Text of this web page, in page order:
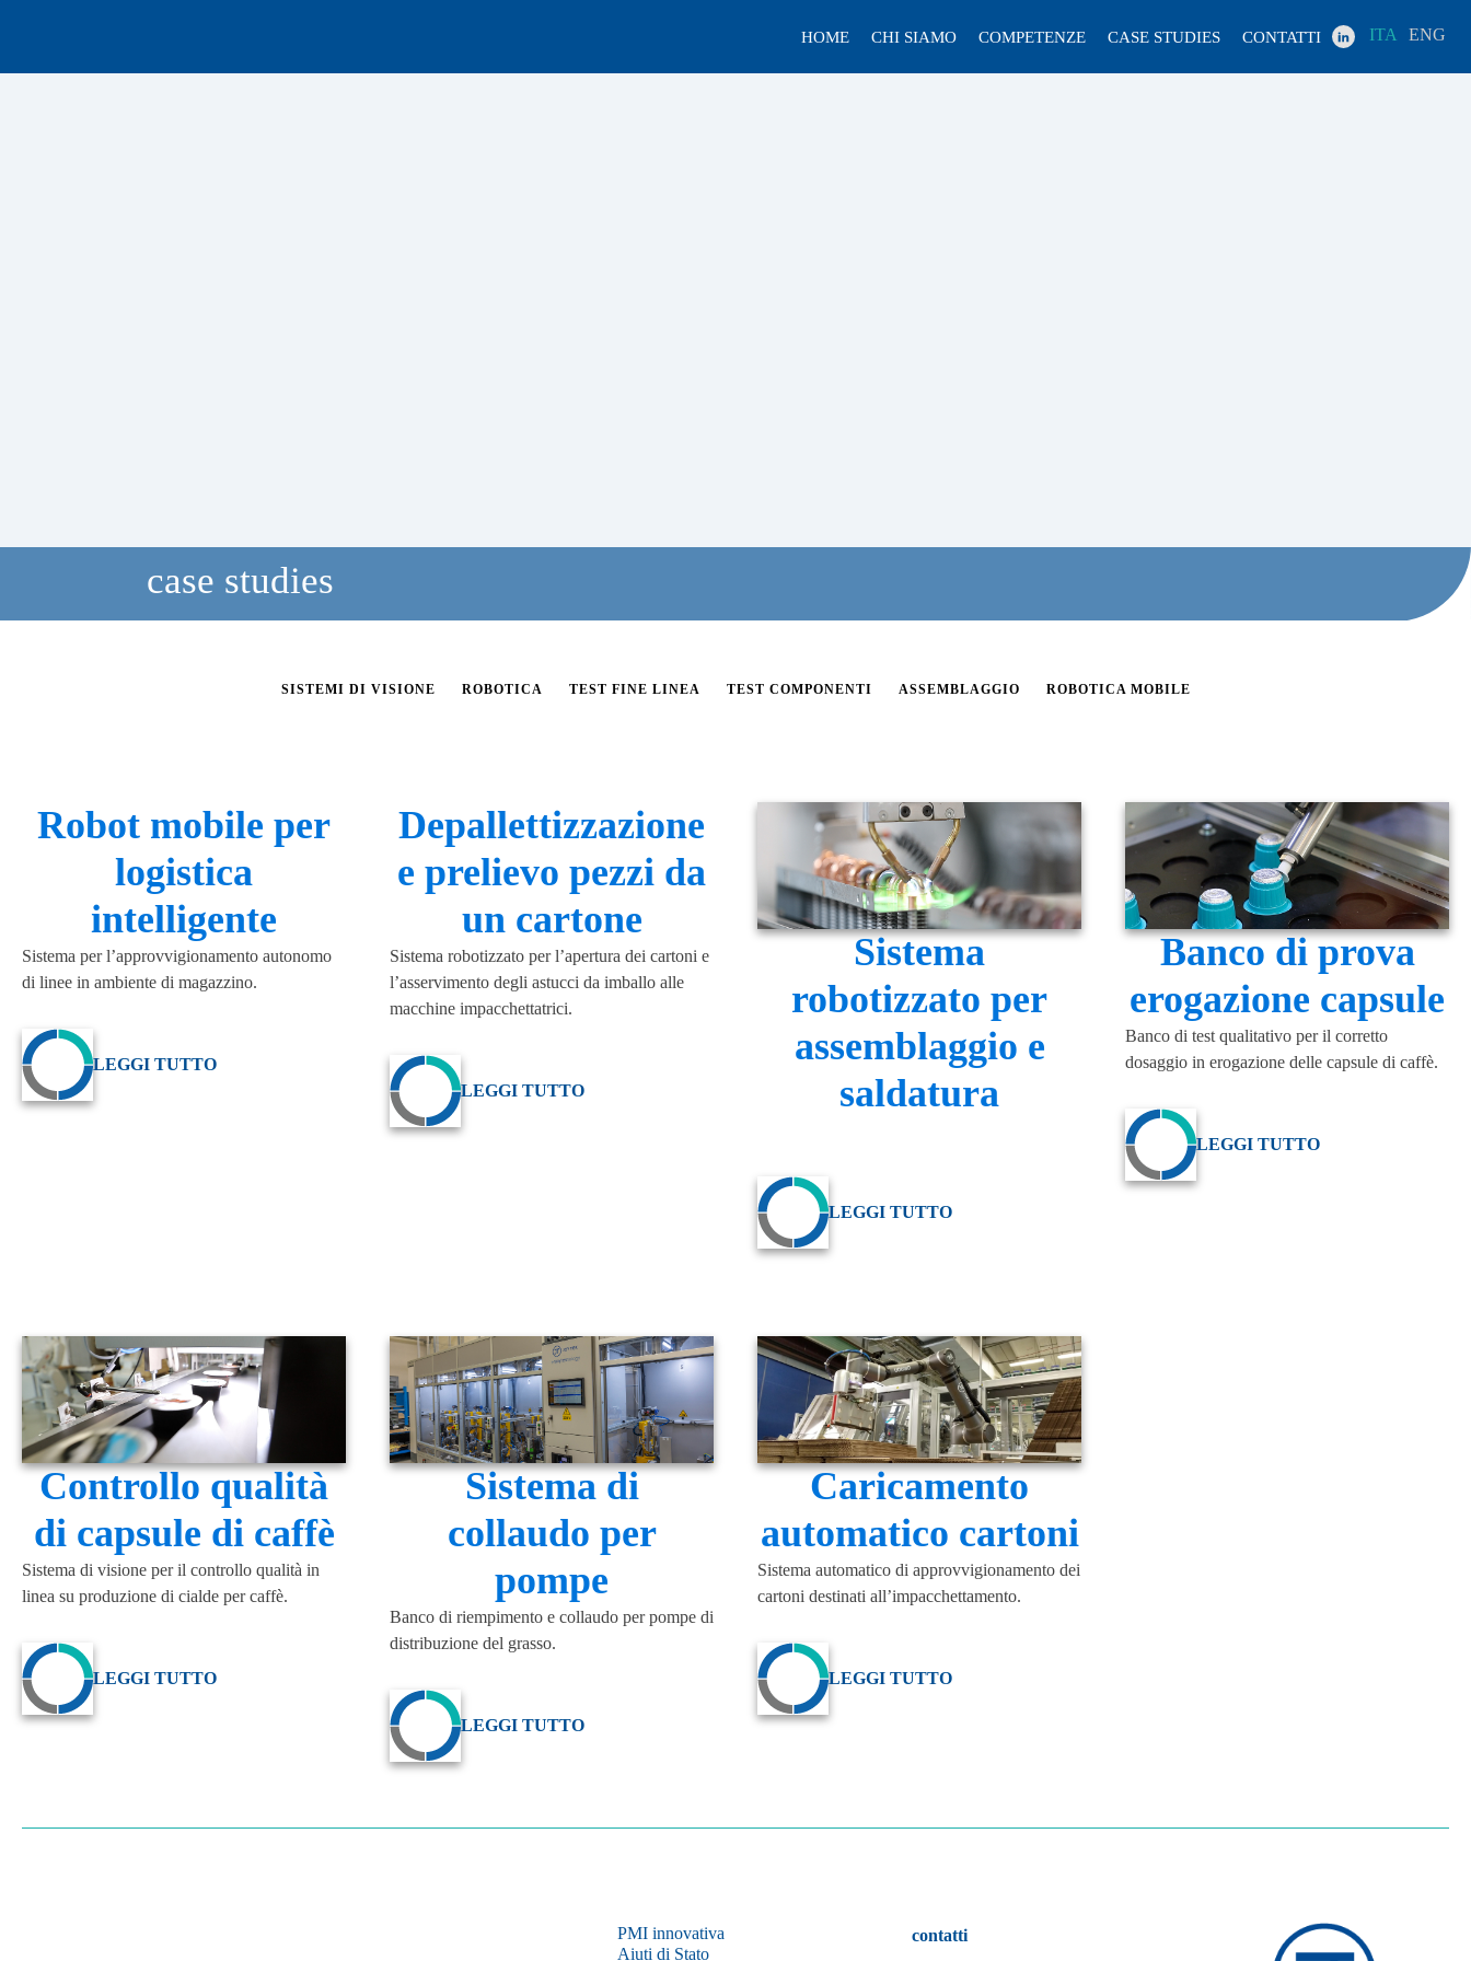
HOME CHI SIAMO COMPETENZE CASE STUDIES CONTATTI ITA ENG
case studies
SISTEMI DI VISIONE ROBOTICA TEST FINE LINEA TEST COMPONENTI ASSEMBLAGGIO ROBOTICA MOBILE
Robot mobile per
logistica
intelligente
Sistema per l’approvvigionamento autonomo
di linee in ambiente di magazzino.
LEGGI TUTTO
Depallettizzazione
e prelievo pezzi da
un cartone
Sistema robotizzato per l’apertura dei cartoni e
l’asservimento degli astucci da imballo alle
macchine impacchettatrici.
LEGGI TUTTO
Sistema
robotizzato per
assemblaggio e
saldatura
LEGGI TUTTO
Banco di prova
erogazione capsule
Banco di test qualitativo per il corretto
dosaggio in erogazione delle capsule di caffè.
LEGGI TUTTO
Controllo qualità
di capsule di caffè
Sistema di visione per il controllo qualità in
linea su produzione di cialde per caffè.
LEGGI TUTTO
Sistema di
collaudo per
pompe
Banco di riempimento e collaudo per pompe di
distribuzione del grasso.
LEGGI TUTTO
Caricamento
automatico cartoni
Sistema automatico di approvvigionamento dei
cartoni destinati all’impacchettamento.
LEGGI TUTTO
PMI innovativa
Aiuti di Stato
contatti